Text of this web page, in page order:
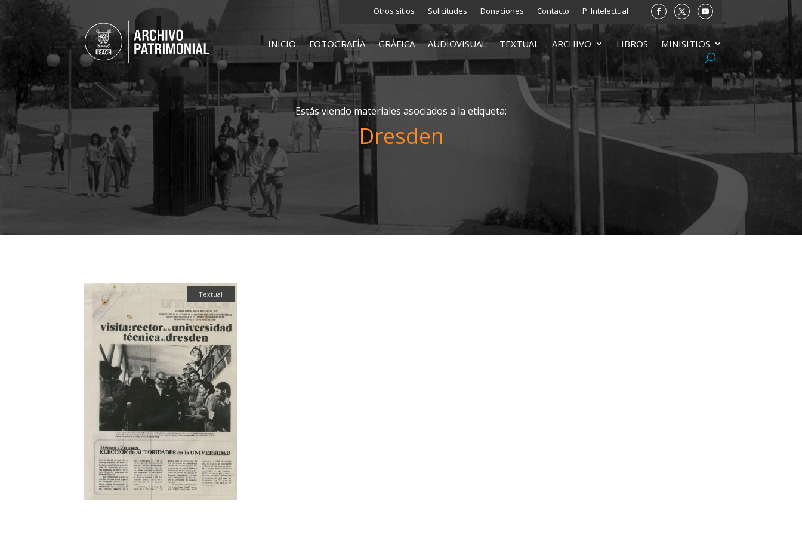
Otros sitios Solicitudes Donaciones Contacto P. Intelectual
INICIO FOTOGRAFÍA GRÁFICA AUDIOVISUAL TEXTUAL ARCHIVO LIBROS MINISITIOS
Estás viendo materiales asociados a la etiqueta:
Dresden
Textual